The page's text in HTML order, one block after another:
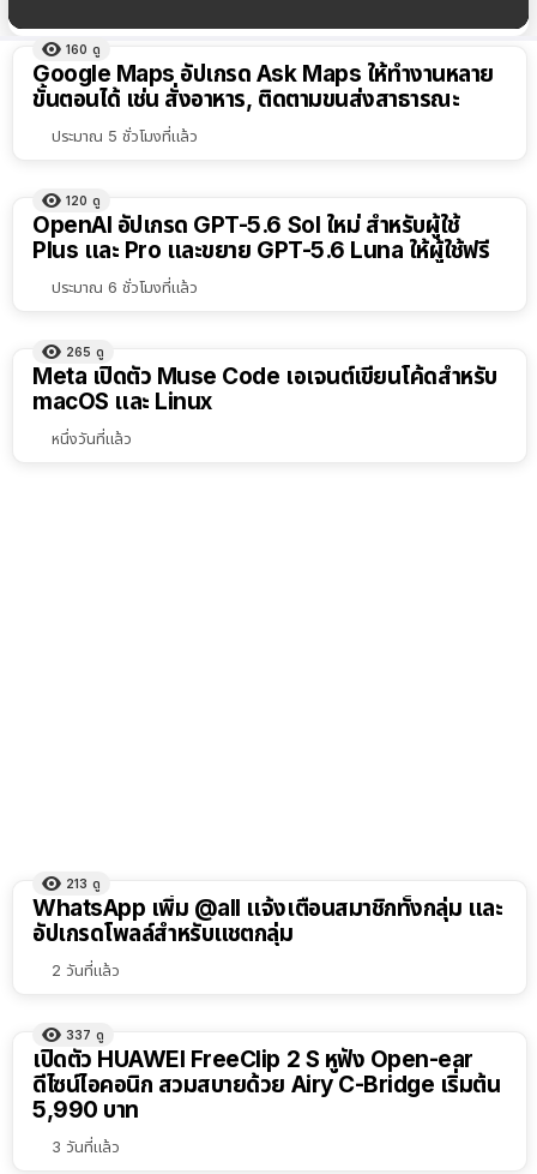
ผลลัพธ์
ทั้งหมด
เรียง
เลือก
160 ดู
Google Maps อัปเกรด Ask Maps ให้ทำงานหลาย
ขั้นตอนได้ เช่น สั่งอาหาร, ติดตามขนส่งสาธารณะ
ประมาณ 5 ชั่วโมงที่แล้ว
120 ดู
OpenAI อัปเกรด GPT-5.6 Sol ใหม่ สำหรับผู้ใช้
Plus และ Pro และขยาย GPT-5.6 Luna ให้ผู้ใช้ฟรี
ประมาณ 6 ชั่วโมงที่แล้ว
265 ดู
Meta เปิดตัว Muse Code เอเจนต์เขียนโค้ดสำหรับ
macOS และ Linux
หนึ่งวันที่แล้ว
213 ดู
WhatsApp เพิ่ม @all แจ้งเตือนสมาชิกทั้งกลุ่ม และ
อัปเกรดโพลล์สำหรับแชตกลุ่ม
2 วันที่แล้ว
337 ดู
เปิดตัว HUAWEI FreeClip 2 S หูฟัง Open-ear
ดีไซน์ไอคอนิก สวมสบายด้วย Airy C-Bridge เริ่มต้น
5,990 บาท
3 วันที่แล้ว